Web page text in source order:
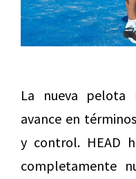
La nueva pelota
avance en
y control. HEAD
completamente